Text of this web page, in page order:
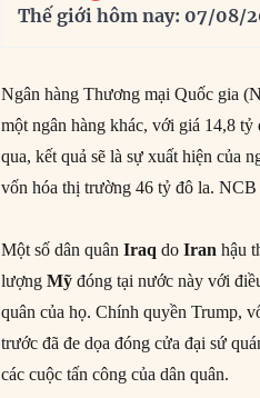
Thế giới hôm nay: 07/08/
Ngân hàng Thương mại Quốc gia
một ngân hàng khác, với giá 14,8
qua, kết quả sẽ là sự xuất hiện của
vốn hóa thị trường 46 tỷ đô la. NCB
Một số dân quânIraq doIran hậu
lượngMỹ đóng tại nước này với
quân của họ. Chính quyền Trump,
trước đã đe dọa đóng cửa đại sứ
các cuộc tấn công của dân quân.